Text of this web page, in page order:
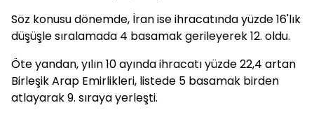
Söz konusu dönemde, İran ise ihracatında yüzde 16'lık
düşüşle sıralamada 4 basamak gerileyerek 12. oldu.
Öte yandan, yılın 10 ayında ihracatı yüzde 22,4 artan
Birleşik Arap Emirlikleri, listede 5 basamak birden
atlayarak 9. sıraya yerleşti.